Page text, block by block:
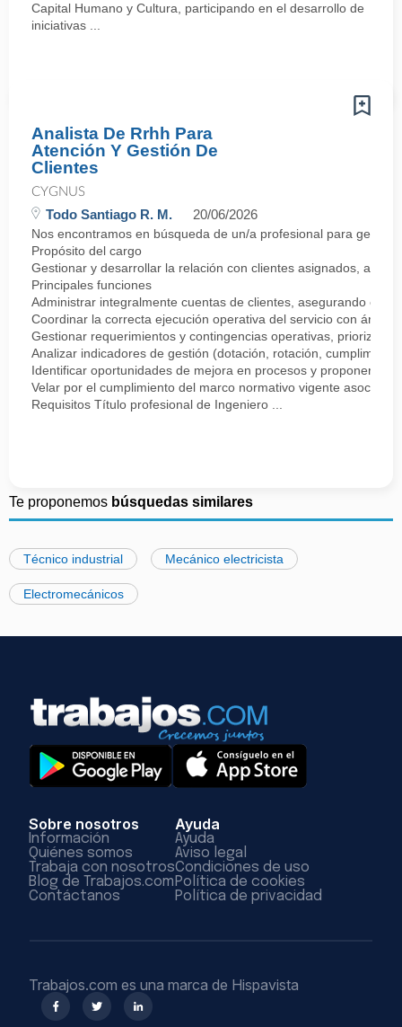
Capital Humano y Cultura, participando en el desarrollo de
iniciativas ...
Analista De Rrhh Para
Atención Y Gestión De
Clientes
CYGNUS
Todo Santiago R. M. 20/06/2026
Nos encontramos en búsqueda de un/a profesional para
Propósito del cargo
Gestionar y desarrollar la relación con clientes asignados,
Principales funciones
Administrar integralmente cuentas de clientes, asegurando el
Coordinar la correcta ejecución operativa del servicio con
Gestionar requerimientos y contingencias operativas,
Analizar indicadores de gestión (dotación, rotación,
Identificar oportunidades de mejora en procesos y proponer
Velar por el cumplimiento del marco normativo vigente
Requisitos Título profesional de Ingeniero ...
Te proponemos búsquedas similares
Técnico industrial Mecánico electricista
Electromecánicos
Sobre nosotros
Información
Quiénes somos
Trabaja con nosotros
Blog de Trabajos.com
Contáctanos
Ayuda
Ayuda
Aviso legal
Condiciones de uso
Política de cookies
Política de privacidad
Trabajos.com es una marca de Hispavista